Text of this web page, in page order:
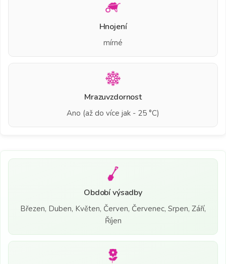
Hnojení
mírné
Mrazuvzdornost
Ano (až do více jak - 25 °C)
Období výsadby
Březen, Duben, Květen, Červen, Červenec, Srpen, Září,
Říjen